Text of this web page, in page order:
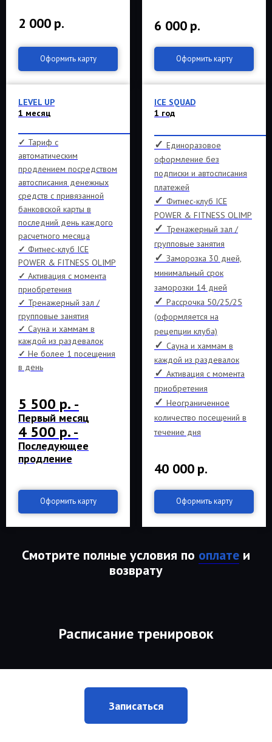
2 000 р.
Оформить карту
6 000 р.
Оформить карту
LEVEL UP
1 месяц
✓ Тариф с
автоматическим
продлением посредством
автосписания денежных
средств с привязанной
банковской карты в
последний день каждого
расчетного месяца
✓ Фитнес-клуб ICE
POWER & FITNESS OLIMP
✓ Активация с момента
приобретения
✓ Тренажерный зал /
групповые занятия
✓ Сауна и хаммам в
каждой из раздевалок
✓ Не более 1 посещения
в день
5 500 р. -
Первый месяц
4 500 р. -
Последующее
продление
Оформить карту
ICE SQUAD
1 год
✓ Единоразовое
оформление без
подписки и автосписания
платежей
✓ Фитнес-клуб ICE
POWER & FITNESS OLIMP
✓ Тренажерный зал /
групповые занятия
✓ Заморозка 30 дней,
минимальный срок
заморозки 14 дней
✓ Рассрочка 50/25/25
(оформляется на
рецепции клуба)
✓ Сауна и хаммам в
каждой из раздевалок
✓ Активация с момента
приобретения
✓ Неограниченное
количество посещений в
течение дня
40 000 р.
Оформить карту
Смотрите полные условия по оплате и
возврату
Расписание тренировок
Записаться